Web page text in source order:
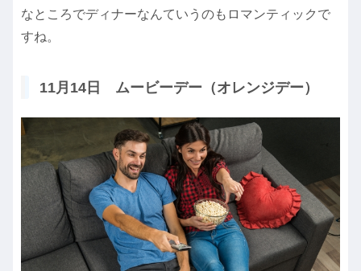
なところでディナーなんていうのもロマンティックで
すね。
11月14日 ムービーデー（オレンジデー）